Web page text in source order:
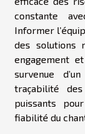
constante
Informer
des solutions
engagement
survenue
traçabilité
puissants
fiabilité du